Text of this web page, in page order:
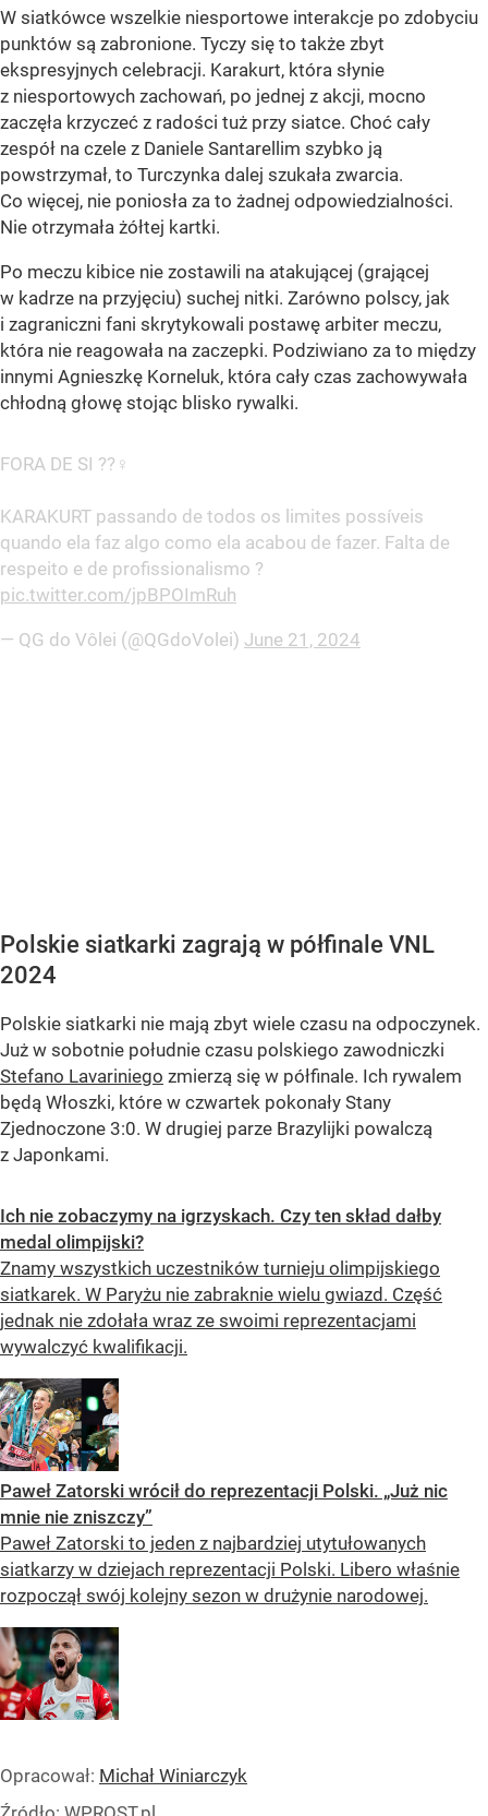
W siatkówce wszelkie niesportowe interakcje po zdobyciu
punktów są zabronione. Tyczy się to także zbyt
ekspresyjnych celebracji. Karakurt, która słynie
z niesportowych zachowań, po jednej z akcji, mocno
zaczęła krzyczeć z radości tuż przy siatce. Choć cały
zespół na czele z Daniele Santarellim szybko ją
powstrzymał, to Turczynka dalej szukała zwarcia.
Co więcej, nie poniosła za to żadnej odpowiedzialności.
Nie otrzymała żółtej kartki.
Po meczu kibice nie zostawili na atakującej (grającej
w kadrze na przyjęciu) suchej nitki. Zarówno polscy, jak
i zagraniczni fani skrytykowali postawę arbiter meczu,
która nie reagowała na zaczepki. Podziwiano za to między
innymi Agnieszkę Korneluk, która cały czas zachowywała
chłodną głowę stojąc blisko rywalki.
FORA DE SI ??‍♀️
KARAKURT passando de todos os limites possíveis
quando ela faz algo como ela acabou de fazer. Falta de
respeito e de profissionalismo ?
pic.twitter.com/jpBPOImRuh
— QG do Vôlei (@QGdoVolei) June 21, 2024
Polskie siatkarki zagrają w półfinale VNL
2024
Polskie siatkarki nie mają zbyt wiele czasu na odpoczynek.
Już w sobotnie południe czasu polskiego zawodniczki
Stefano Lavariniego zmierzą się w półfinale. Ich rywalem
będą Włoszki, które w czwartek pokonały Stany
Zjednoczone 3:0. W drugiej parze Brazylijki powalczą
z Japonkami.
Ich nie zobaczymy na igrzyskach. Czy ten skład dałby
medal olimpijski?
Znamy wszystkich uczestników turnieju olimpijskiego
siatkarek. W Paryżu nie zabraknie wielu gwiazd. Część
jednak nie zdołała wraz ze swoimi reprezentacjami
wywalczyć kwalifikacji.
Paweł Zatorski wrócił do reprezentacji Polski. „Już nic
mnie nie zniszczy”
Paweł Zatorski to jeden z najbardziej utytułowanych
siatkarzy w dziejach reprezentacji Polski. Libero właśnie
rozpoczął swój kolejny sezon w drużynie narodowej.
Opracował: Michał Winiarczyk